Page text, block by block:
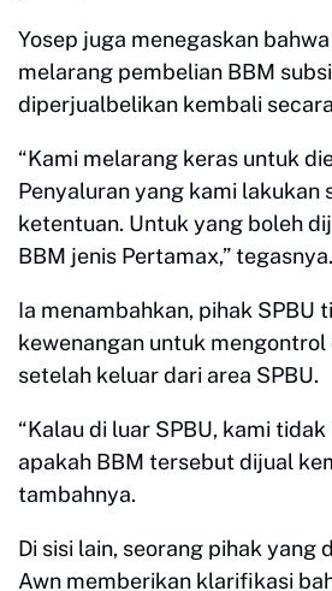
Yosep juga menegaskan
melarang pembelian BBM
diperjualbelikan kembali
“Kami melarang keras untuk
Penyaluran yang kami lakukan
ketentuan. Untuk yang boleh
BBM jenis Pertamax,” tegasnya.
Ia menambahkan, pihak SPBU
kewenangan untuk
setelah keluar dari area SPBU.
“Kalau di luar SPBU, kami
apakah BBM tersebut dijual
tambahnya.
Di sisi lain, seorang pihak yang
Awn memberikan klarifikasi